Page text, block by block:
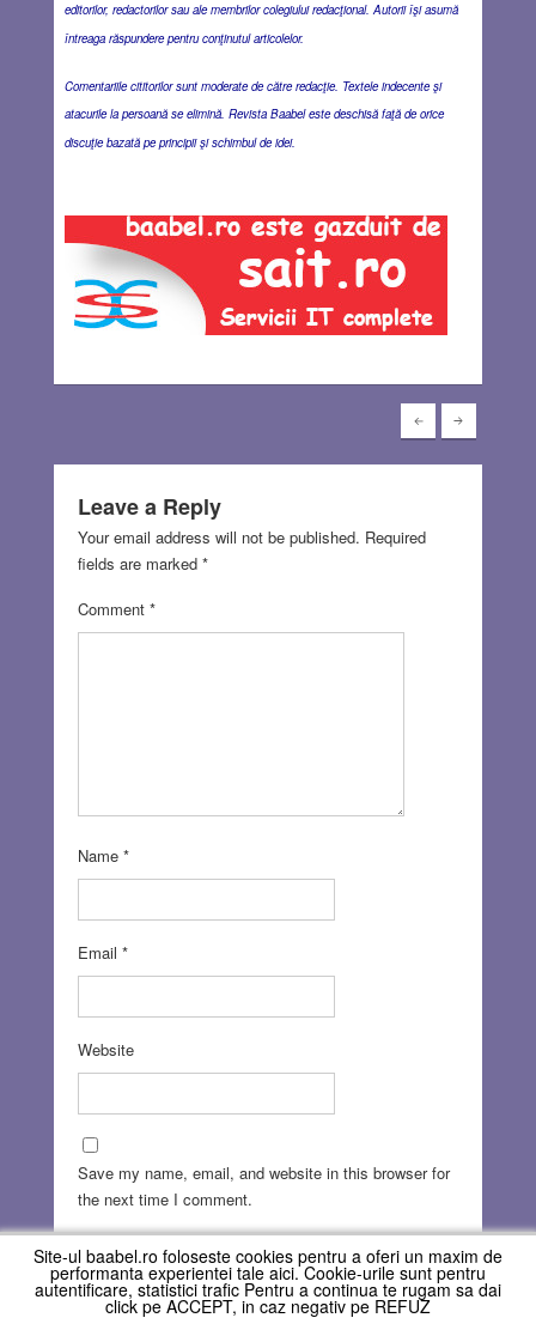
editorilor, redactorilor sau ale membrilor colegiului redacţional. Autorii îşi asumă
întreaga răspundere pentru conţinutul articolelor.
Comentariile cititorilor sunt moderate de către redacţie. Textele indecente şi
atacurile la persoană se elimină. Revista Baabel este deschisă faţă de orice
discuţie bazată pe principii şi schimbul de idei.
Leave a Reply
Your email address will not be published. Required
fields are marked *
Comment *
Name *
Email *
Website
Save my name, email, and website in this browser for
the next time I comment.
Site-ul baabel.ro foloseste cookies pentru a oferi un maxim de
performanta experientei tale aici. Cookie-urile sunt pentru
autentificare, statistici trafic Pentru a continua te rugam sa dai
click pe ACCEPT, in caz negativ pe REFUZ